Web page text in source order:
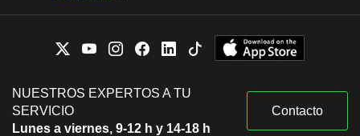
NUESTROS EXPERTOS A TU
SERVICIO
Lunes a viernes, 9-12 h y 14-18 h
Contacto